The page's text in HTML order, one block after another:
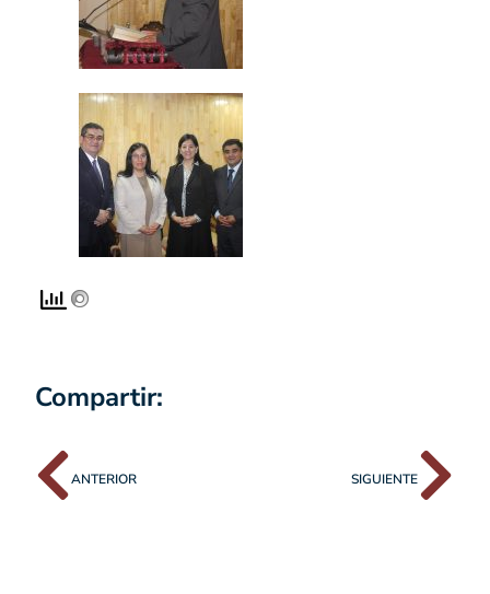
Compartir:
ANTERIOR SIGUIENTE